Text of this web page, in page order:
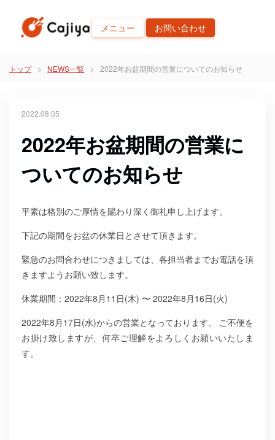
メニュー お問い合わせ
トップ NEWS一覧 2022年お盆期間の営業についてのお知らせ
2022.08.05
2022年お盆期間の営業に
ついてのお知らせ
平素は格別のご厚情を賜わり深く御礼申し上げます。
下記の期間をお盆の休業日とさせて頂きます。
緊急のお問合わせにつきましては、各担当者までお電話を頂
きますようお願い致します。
休業期間：2022年8月11日(木) 〜 2022年8月16日(火)
2022年8月17日(水)からの営業となっております。
ご不便を
お掛け致しますが、何卒ご理解をよろしくお願いいたしま
す。